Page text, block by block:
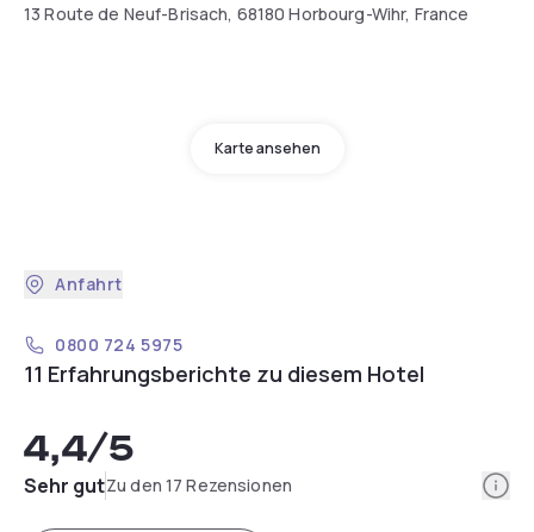
13 Route de Neuf-Brisach, 68180 Horbourg-Wihr, France
Karte ansehen
Anfahrt
0800 724 5975
11 Erfahrungsberichte zu diesem Hotel
4,4/5
Sehr gutZu den 17 Rezensionen